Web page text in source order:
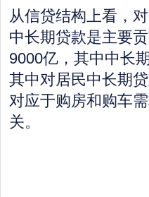
从信贷结构上看，
中长期贷款是主要
9000亿，其中中长
其中对居民中长期
对应于购房和购车
关。